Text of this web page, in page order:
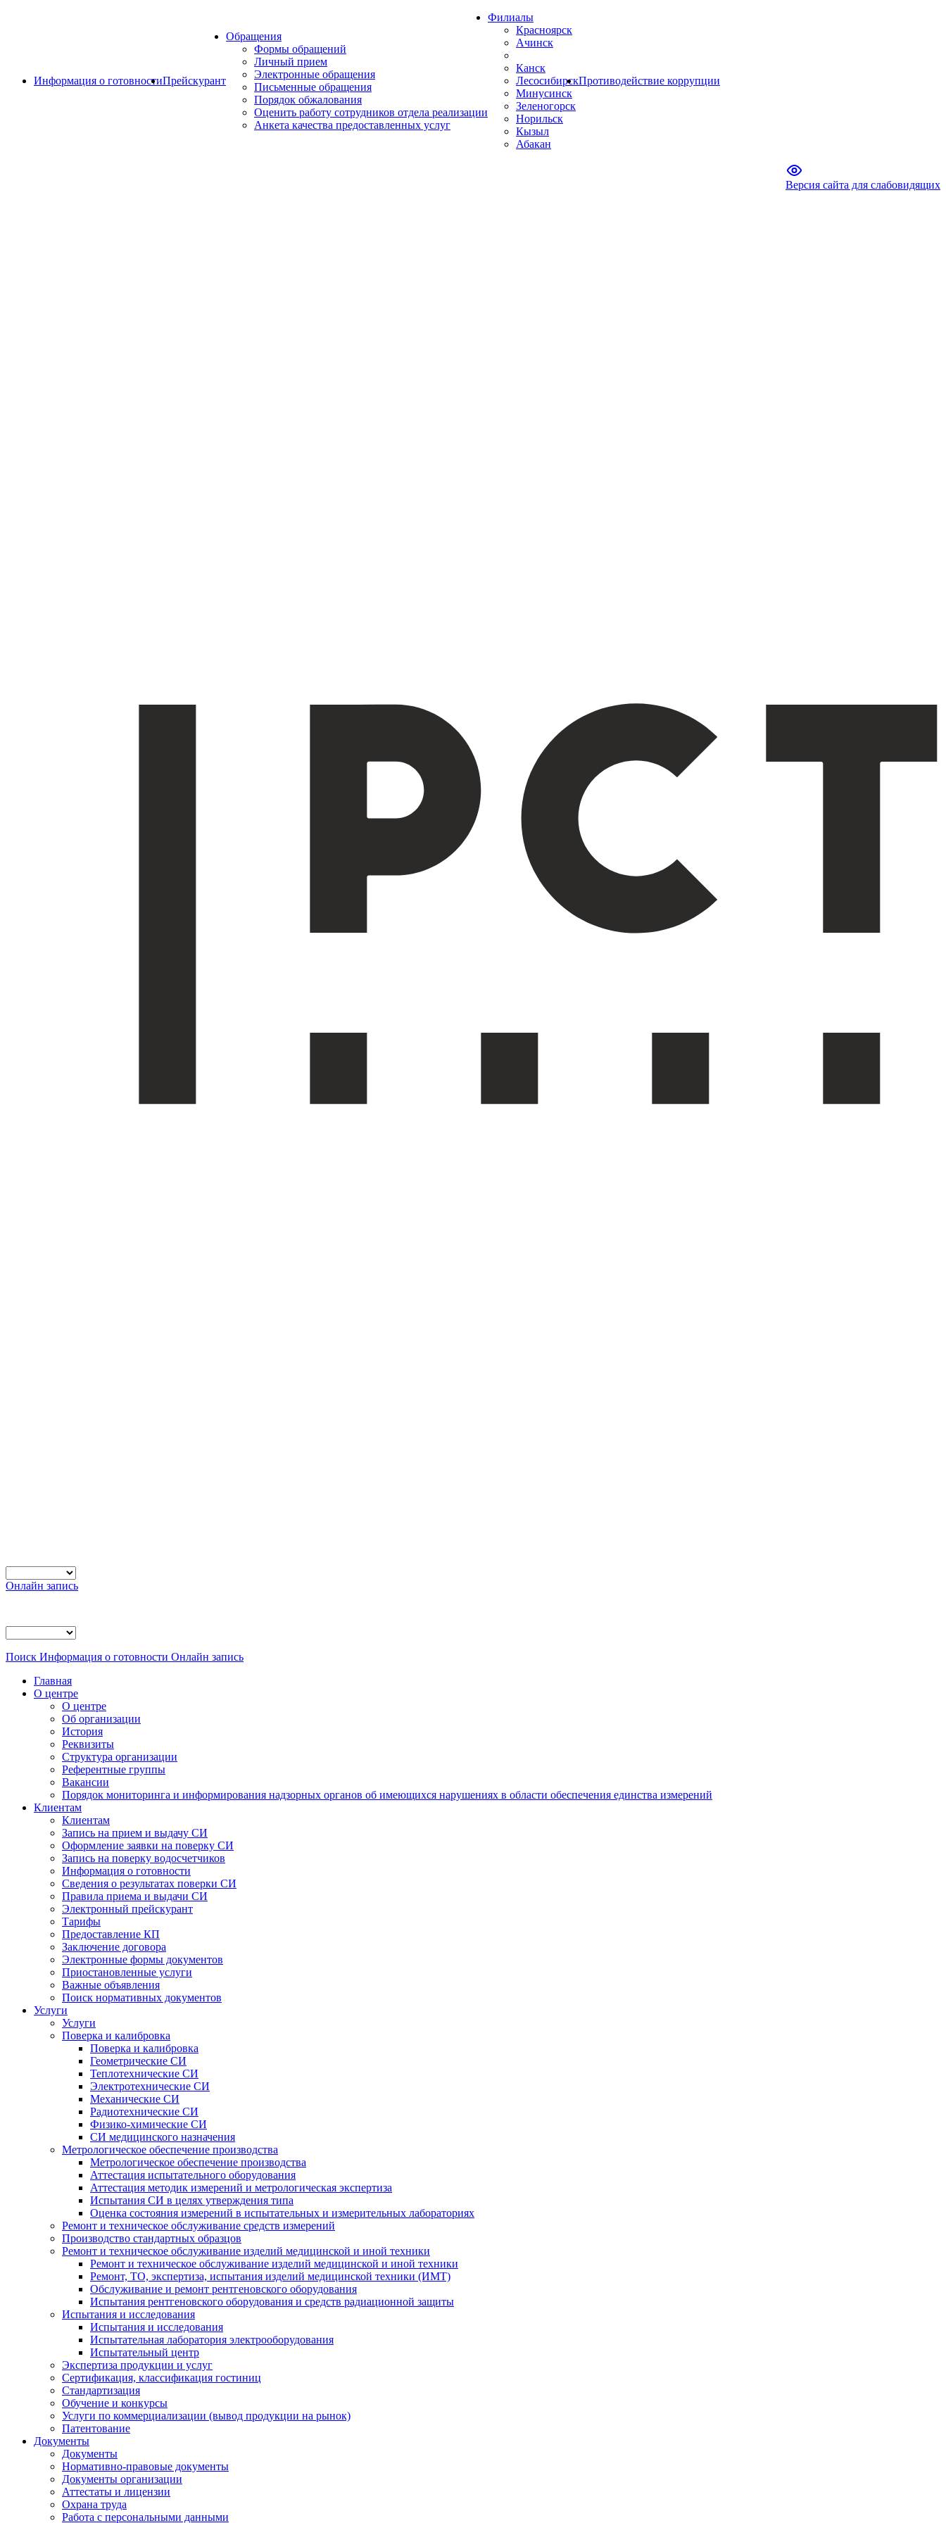
Информация о готовностиПрейскурант
Обращения
Формы обращений
Личный прием
Электронные обращения
Письменные обращения
Порядок обжалования
Оценить работу сотрудников отдела реализации
Анкета качества предоставленных услуг
Филиалы
Красноярск
Ачинск
Канск
Лесосибирск
Минусинск
Зеленогорск
Норильск
Кызыл
Абакан
Противодействие коррупции
Версия сайта для слабовидящих
Онлайн запись
Поиск Информация о готовности Онлайн запись
Главная
О центре
О центре
Об организации
История
Реквизиты
Структура организации
Референтные группы
Вакансии
Порядок мониторинга и информирования надзорных органов об имеющихся нарушениях в области обеспечения единства измерений
Клиентам
Клиентам
Запись на прием и выдачу СИ
Оформление заявки на поверку СИ
Запись на поверку водосчетчиков
Информация о готовности
Сведения о результатах поверки СИ
Правила приема и выдачи СИ
Электронный прейскурант
Тарифы
Предоставление КП
Заключение договора
Электронные формы документов
Приостановленные услуги
Важные объявления
Поиск нормативных документов
Услуги
Услуги
Поверка и калибровка
Поверка и калибровка
Геометрические СИ
Теплотехнические СИ
Электротехнические СИ
Механические СИ
Радиотехнические СИ
Физико-химические СИ
СИ медицинского назначения
Метрологическое обеспечение производства
Метрологическое обеспечение производства
Аттестация испытательного оборудования
Аттестация методик измерений и метрологическая экспертиза
Испытания СИ в целях утверждения типа
Оценка состояния измерений в испытательных и измерительных лабораториях
Ремонт и техническое обслуживание средств измерений
Производство стандартных образцов
Ремонт и техническое обслуживание изделий медицинской и иной техники
Ремонт и техническое обслуживание изделий медицинской и иной техники
Ремонт, ТО, экспертиза, испытания изделий медицинской техники (ИМТ)
Обслуживание и ремонт рентгеновского оборудования
Испытания рентгеновского оборудования и средств радиационной защиты
Испытания и исследования
Испытания и исследования
Испытательная лаборатория электрооборудования
Испытательный центр
Экспертиза продукции и услуг
Сертификация, классификация гостиниц
Стандартизация
Обучение и конкурсы
Услуги по коммерциализации (вывод продукции на рынок)
Патентование
Документы
Документы
Нормативно-правовые документы
Документы организации
Аттестаты и лицензии
Охрана труда
Работа с персональными данными